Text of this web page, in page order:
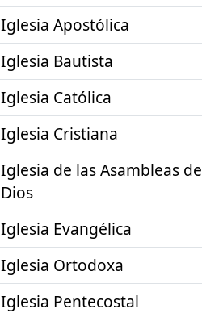
Iglesia Apostólica
Iglesia Bautista
Iglesia Católica
Iglesia Cristiana
Iglesia de las Asambleas de
Dios
Iglesia Evangélica
Iglesia Ortodoxa
Iglesia Pentecostal